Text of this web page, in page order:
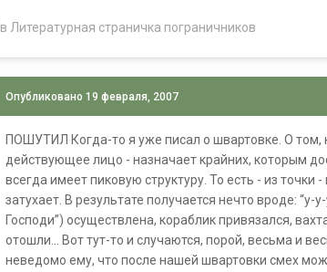
вЛитературная страничка пограничников
Опубликовано19 февраля, 2007
ПОШУТИЛ Когда-то я уже писал о швартовке. О том,
действующее лицо - назначает крайних, которым
всегда имеет пиковую структуру. То есть - из
затухает. В результате получается нечто вроде:
Господи”) осуществлена, кораблик привязался,
отошли... Вот тут-то и случаются, порой, весьма и
неведомо ему, что после нашей швартовки смех